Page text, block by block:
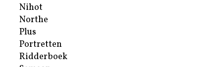
Nihot
Northe
Plus
Portretten
Ridderboek